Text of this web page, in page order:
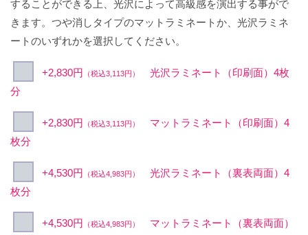
することができる上、光沢によって高級感を演出する事がで
きます。つや消しタイプのマットラミネートか、光沢ラミネ
ートのいずれかを選択してください。
+2,830円 （税込3,113円）
光沢ラミネート（印刷面）4枚
分
+2,830円 （税込3,113円）
マットラミネート（印刷面）4
枚分
+4,530円 （税込4,983円）
光沢ラミネート（裏表両面）4
枚分
+4,530円 （税込4,983円）
マットラミネート（裏表両面）